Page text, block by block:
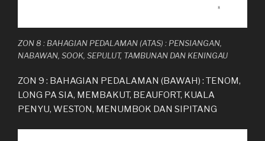
ZON 8 : BAHAGIAN PEDALAMAN (ATAS) : PENSIANGAN,
NABAWAN, SOOK, SEPULUT, TAMBUNAN DAN KENINGAU
ZON 9 : BAHAGIAN PEDALAMAN (BAWAH) : TENOM,
LONG PA SIA, MEMBAKUT, BEAUFORT, KUALA
PENYU, WESTON, MENUMBOK DAN SIPITANG